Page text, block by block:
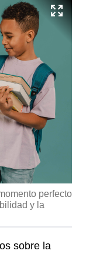
perfecto
y la
sobre la